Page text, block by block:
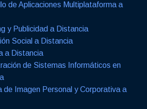
de Aplicaciones Multiplataforma a
y Publicidad a Distancia
Social a Distancia
a Distancia
de Sistemas Informáticos en
de Imagen Personal y Corporativa a